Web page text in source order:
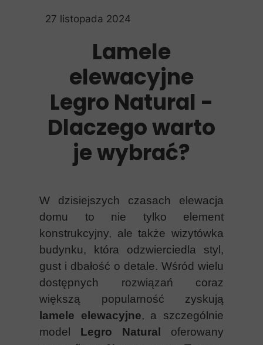
Lamele
elewacyjne
Legro Natural -
Dlaczego warto
je wybrać?
27 listopada 2024
W dzisiejszych czasach elewacja
domu to nie tylko element
konstrukcyjny, ale także wizytówka
budynku, która odzwierciedla styl,
gust i dbałość o detale. Wśród wielu
dostępnych rozwiązań coraz
większą popularność zyskują
lamele elewacyjne, a szczególnie
model Legro Natural
oferowany